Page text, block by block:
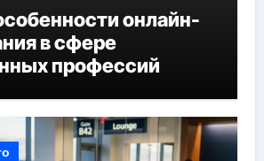
онлайн-
в сфере
профессий